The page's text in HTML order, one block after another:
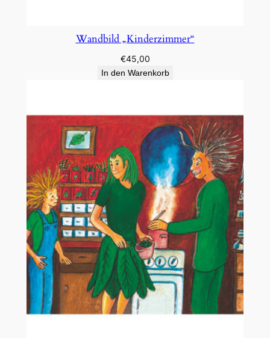
Wandbild „Kinderzimmer“
€45,00
In den Warenkorb